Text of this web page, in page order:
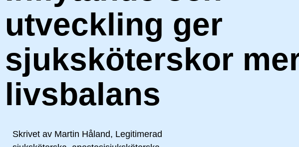
utveckling ger
sjuksköterskor
livsbalans
Skrivet av Martin Håland, Legitimerad